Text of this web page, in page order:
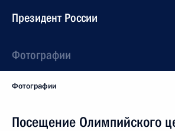
Президент России
Фотографии
Фотографии
Посещение Олимпийского